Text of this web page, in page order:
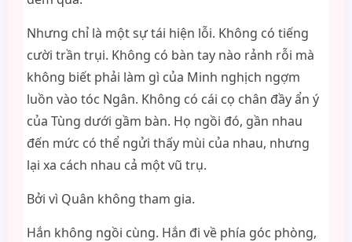
Nhưng chỉ là một sự tái hiện lỗi. Không có tiếng
cười trần trụi. Không có bàn tay nào rảnh rỗi mà
không biết phải làm gì của Minh nghịch ngợm
luồn vào tóc Ngân. Không có cái cọ chân đầy ẩn ý
của Tùng dưới gầm bàn. Họ ngồi đó, gần nhau
đến mức có thể ngửi thấy mùi của nhau, nhưng
lại xa cách nhau cả một vũ trụ.
Bởi vì Quân không tham gia.
Hắn không ngồi cùng. Hắn đi về phía góc phòng,